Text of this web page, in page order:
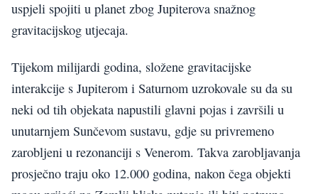
uspjeli spojiti u planet zbog Jupiterova snažnog
gravitacijskog utjecaja.
Tijekom milijardi godina, složene gravitacijske
interakcije s Jupiterom i Saturnom uzrokovale su da su
neki od tih objekata napustili glavni pojas i završili u
unutarnjem Sunčevom sustavu, gdje su privremeno
zarobljeni u rezonanciji s Venerom. Takva zarobljavanja
prosječno traju oko 12.000 godina, nakon čega objekti